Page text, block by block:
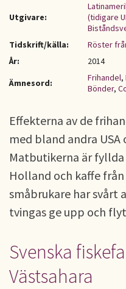
Utgivare:
(tidigare
Tidskrift/källa:
Röster
År:
2014
Ämnesord:
Frihandel,
Bönder,
Effekterna av de
med bland andra USA
Matbutikerna är fyllda
Holland och kaffe
småbrukare har svårt
tvingas ge upp och
Svenska
Västsahara